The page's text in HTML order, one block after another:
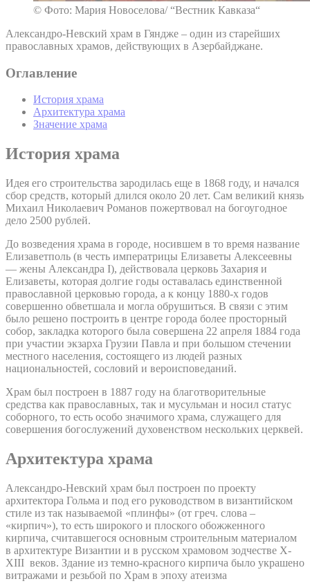
© Фото: Мария Новоселова/ “Вестник Кавказа“
Александро-Невский храм в Гяндже – один из старейших
православных храмов, действующих в Азербайджане.
Оглавление
История храма
Архитектура храма
Значение храма
История храма
Идея его строительства зародилась еще в 1868 году, и начался
сбор средств, который длился около 20 лет. Сам великий князь
Михаил Николаевич Романов пожертвовал на богоугодное
дело 2500 рублей.
До возведения храма в городе, носившем в то время название
Елизаветполь (в честь императрицы Елизаветы Алексеевны
— жены Александра I), действовала церковь Захария и
Елизаветы, которая долгие годы оставалась единственной
православной церковью города, а к концу 1880-х годов
совершенно обветшала и могла обрушиться. В связи с этим
было решено построить в центре города более просторный
собор, закладка которого была совершена 22 апреля 1884 года
при участии экзарха Грузии Павла и при большом стечении
местного населения, состоящего из людей разных
национальностей, сословий и вероисповеданий.
Храм был построен в 1887 году на благотворительные
средства как православных, так и мусульман и носил статус
соборного, то есть особо значимого храма, служащего для
совершения богослужений духовенством нескольких церквей.
Архитектура храма
Александро-Невский храм был построен по проекту
архитектора Гольма и под его руководством в византийском
стиле из так называемой «плинфы» (от греч. слова –
«кирпич»), то есть широкого и плоского обожженного
кирпича, считавшегося основным строительным материалом
в архитектуре Византии и в русском храмовом зодчестве X-
XIII веков. Здание из темно-красного кирпича было украшено
витражами и резьбой по Храм в эпоху атеизма